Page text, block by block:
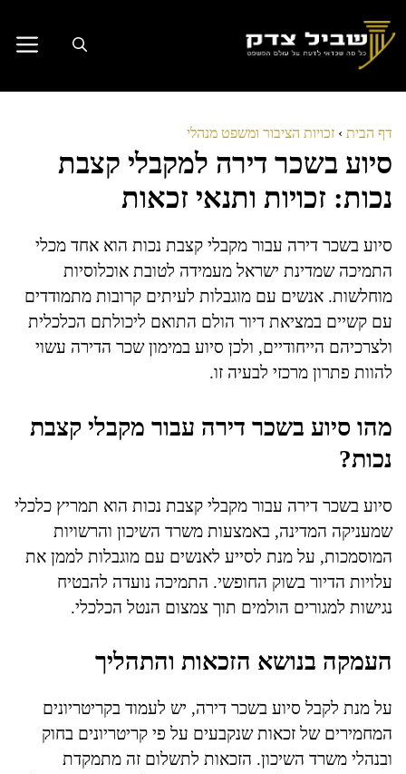
לתוכן
דף הבית › זכויות הציבור ומשפט מנהלי
סיוע בשכר דירה למקבלי קצבת
נכות: זכויות ותנאי זכאות
סיוע בשכר דירה עבור מקבלי קצבת נכות הוא אחד מכלי
התמיכה שמדינת ישראל מעמידה לטובת אוכלוסיות
מוחלשות. אנשים עם מוגבלות לעיתים קרובות מתמודדים
עם קשיים במציאת דיור הולם התואם ליכולתם הכלכלית
ולצרכיהם הייחודיים, ולכן סיוע במימון שכר הדירה עשוי
להוות פתרון מרכזי לבעיה זו.
מהו סיוע בשכר דירה עבור מקבלי קצבת
נכות?
סיוע בשכר דירה עבור מקבלי קצבת נכות הוא תמריץ כלכלי
שמעניקה המדינה, באמצעות משרד השיכון והרשויות
המוסמכות, על מנת לסייע לאנשים עם מוגבלות לממן את
עלויות הדיור בשוק החופשי. התמיכה נועדה להבטיח
נגישות למגורים הולמים תוך צמצום הנטל הכלכלי.
העמקה בנושא הזכאות והתהליך
על מנת לקבל סיוע בשכר דירה, יש לעמוד בקריטריונים
המחמירים של זכאות שנקבעים על פי קריטריונים בחוק
ובנהלי משרד השיכון. הזכאות לתשלום זה מתמקדת